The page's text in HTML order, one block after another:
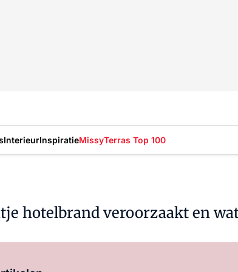
InterieurInspiratieMissyTerras Top 100
hotelbrand veroorzaakt en